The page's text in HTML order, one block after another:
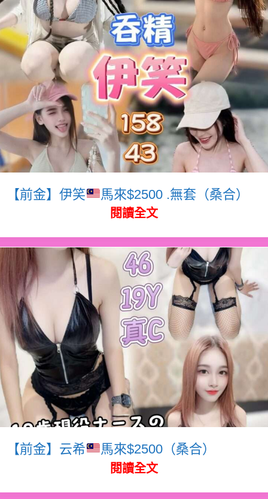
【前金】伊笑 馬來$2500 .無套（桑合）
閱讀全文
【前金】云希 馬來$2500（桑合）
閱讀全文